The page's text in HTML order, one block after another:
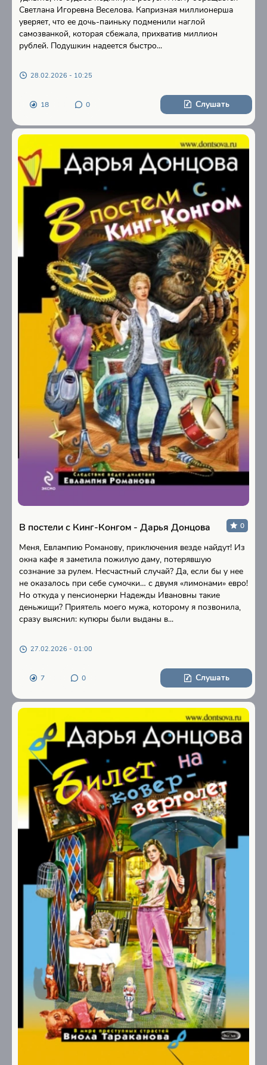
Светлана Игоревна Веселова. Капризная миллионерша
уверяет, что ее дочь-паиньку подменили наглой
самозванкой, которая сбежала, прихватив миллион
рублей. Подушкин надеется быстро...
28.02.2026 - 10:25
18 0 Слушать
В постели с Кинг-Конгом - Дарья Донцова 0
Меня, Евлампию Романову, приключения везде найдут! Из
окна кафе я заметила пожилую даму, потерявшую
сознание за рулем. Несчастный случай? Да, если бы у нее
не оказалось при себе сумочки… с двумя «лимонами» евро!
Но откуда у пенсионерки Надежды Ивановны такие
деньжищи? Приятель моего мужа, которому я позвонила,
сразу выяснил: купюры были выданы в...
27.02.2026 - 01:00
7 0 Слушать